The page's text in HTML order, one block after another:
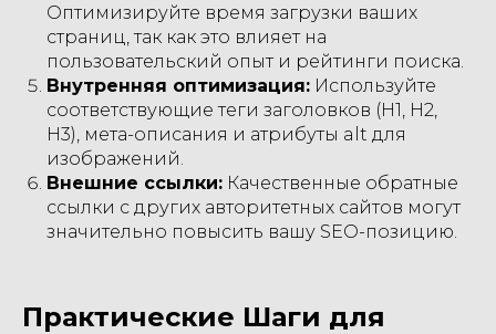
Оптимизируйте время загрузки ваших
страниц, так как это влияет на
пользовательский опыт и рейтинги поиска.
Внутренняя оптимизация: Используйте
соответствующие теги заголовков (H1, H2,
H3), мета-описания и атрибуты alt для
изображений.
Внешние ссылки: Качественные обратные
ссылки с других авторитетных сайтов могут
значительно повысить вашу SEO-позицию.
Практические Шаги для